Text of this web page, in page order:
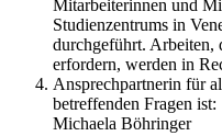
Mitarbeiterinnen und
Studienzentrums in
durchgeführt. Arbeiten,
erfordern, werden in
Ansprechpartnerin für
betreffenden Fragen ist:
Michaela Böhringer